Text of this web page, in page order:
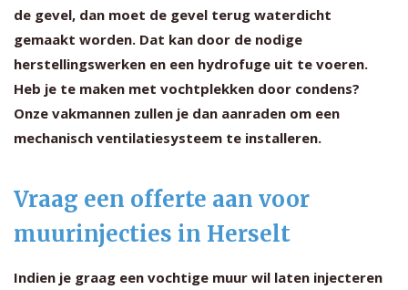
de gevel, dan moet de gevel terug waterdicht
gemaakt worden. Dat kan door de nodige
herstellingswerken en een hydrofuge uit te voeren.
Heb je te maken met vochtplekken door condens?
Onze vakmannen zullen je dan aanraden om een
mechanisch ventilatiesysteem te installeren.
Vraag een offerte aan voor
muurinjecties in Herselt
Indien je graag een vochtige muur wil laten injecteren